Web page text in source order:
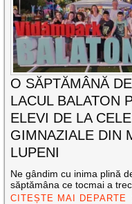
O SĂPTĂMÂNĂ
LACUL BALATON
ELEVI DE LA
GIMNAZIALE DIN
LUPENI
Ne gândim cu inima plină
săptămâna ce tocmai a
CITEȘTE MAI DEPARTE